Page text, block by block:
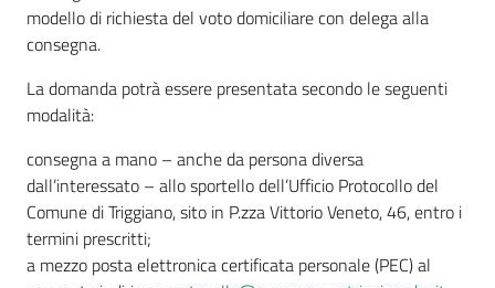
modello di richiesta del voto domiciliare con delega alla
consegna.
La domanda potrà essere presentata secondo le seguenti
modalità:
consegna a mano – anche da persona diversa
dall’interessato – allo sportello dell’Ufficio Protocollo del
Comune di Triggiano, sito in P.zza Vittorio Veneto, 46, entro i
termini prescritti;
a mezzo posta elettronica certificata personale (PEC) al